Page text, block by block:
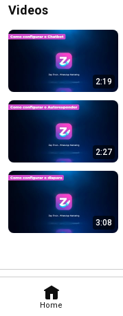
Home
Videos
2:19
2:27
3:08